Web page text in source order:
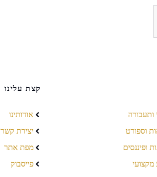
ותעבורה
וספורט
ופיננסים
מקצועי
קצת עלינו
אודותינו
יצירת קשר
מפת אתר
פייסבוק